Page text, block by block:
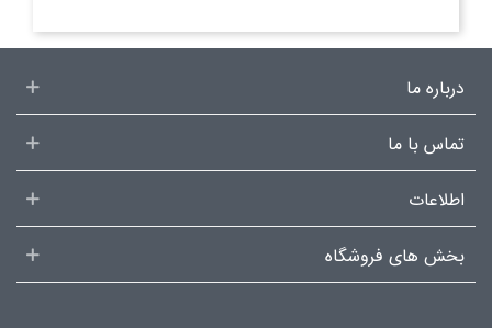
درباره ما
تماس با ما
اطلاعات
بخش های فروشگاه